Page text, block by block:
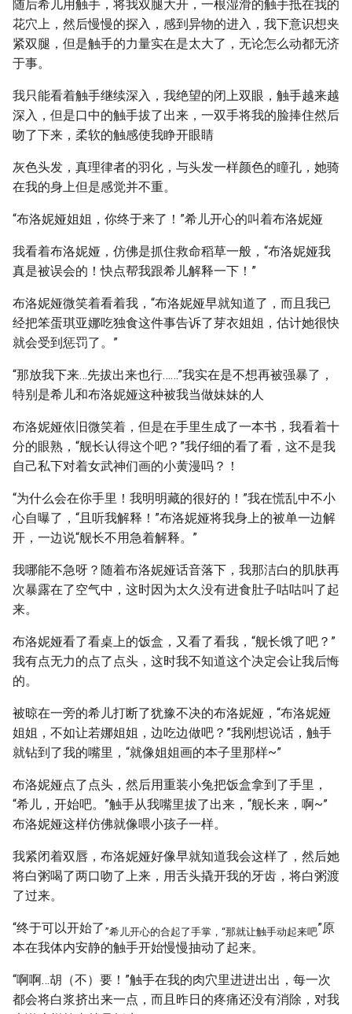
随后希儿用触手，将我双腿大开，一根湿滑的触手抵在我的
花穴上，然后慢慢的探入，感到异物的进入，我下意识想夹
紧双腿，但是触手的力量实在是太大了，无论怎么动都无济
于事。
我只能看着触手继续深入，我绝望的闭上双眼，触手越来越
深入，但是口中的触手拔了出来，一双手将我的脸捧住然后
吻了下来，柔软的触感使我睁开眼睛
灰色头发，真理律者的羽化，与头发一样颜色的瞳孔，她骑
在我的身上但是感觉并不重。
“布洛妮娅姐姐，你终于来了！”希儿开心的叫着布洛妮娅
我看着布洛妮娅，仿佛是抓住救命稻草一般，“布洛妮娅我
真是被误会的！快点帮我跟希儿解释一下！”
布洛妮娅微笑着看着我，“布洛妮娅早就知道了，而且我已
经把笨蛋琪亚娜吃独食这件事告诉了芽衣姐姐，估计她很快
就会受到惩罚了。”
“那放我下来…先拔出来也行……”我实在是不想再被强暴了，
特别是希儿和布洛妮娅这种被我当做妹妹的人
布洛妮娅依旧微笑着，但是在手里生成了一本书，我看着十
分的眼熟，“舰长认得这个吧？”我仔细的看了看，这不是我
自己私下对着女武神们画的小黄漫吗？！
“为什么会在你手里！我明明藏的很好的！”我在慌乱中不小
心自曝了，“且听我解释！”布洛妮娅将我身上的被单一边解
开，一边说“舰长不用急着解释。”
我哪能不急呀？随着布洛妮娅话音落下，我那洁白的肌肤再
次暴露在了空气中，这时因为太久没有进食肚子咕咕叫了起
来。
布洛妮娅看了看桌上的饭盒，又看了看我，“舰长饿了吧？”
我有点无力的点了点头，这时我不知道这个决定会让我后悔
的。
被晾在一旁的希儿打断了犹豫不决的布洛妮娅，“布洛妮娅
姐姐，不如让若娜姐姐，边吃边做吧？”我刚想说话，触手
就钻到了我的嘴里，“就像姐姐画的本子里那样~”
布洛妮娅点了点头，然后用重装小兔把饭盒拿到了手里，
“希儿，开始吧。”触手从我嘴里拔了出来，“舰长来，啊~”
布洛妮娅这样仿佛就像喂小孩子一样。
我紧闭着双唇，布洛妮娅好像早就知道我会这样了，然后她
将白粥喝了两口吻了上来，用舌头撬开我的牙齿，将白粥渡
了过来。
“终于可以开始了 ”希儿开心的合起了手掌，“那就让触手动起来吧”原
本在我体内安静的触手开始慢慢抽动了起来。
“啊啊…胡（不）要！”触手在我的肉穴里进进出出，每一次
都会将白浆挤出来一点，而且昨日的疼痛还没有消除，对我